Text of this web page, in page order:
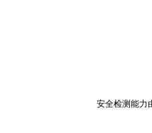
安全检测能力